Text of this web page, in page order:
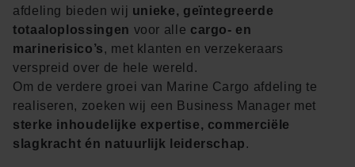
afdeling bieden wij unieke, geïntegreerde
totaaloplossingen voor alle cargo‑ en
marinerisico’s, met klanten en verzekeraars
verspreid over de hele wereld.
Om de verdere groei van Marine Cargo afdeling te
realiseren, zoeken wij een Business Manager met
sterke inhoudelijke expertise, commerciële
slagkracht én natuurlijk leiderschap.